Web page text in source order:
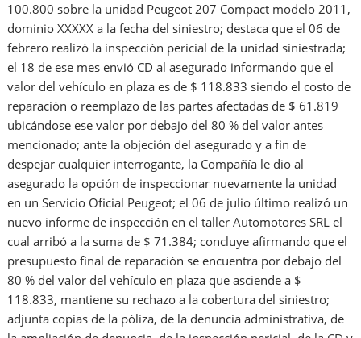
100.800 sobre la unidad Peugeot 207 Compact modelo 2011,
dominio XXXXX a la fecha del siniestro; destaca que el 06 de
febrero realizó la inspección pericial de la unidad siniestrada;
el 18 de ese mes envió CD al asegurado informando que el
valor del vehículo en plaza es de $ 118.833 siendo el costo de
reparación o reemplazo de las partes afectadas de $ 61.819
ubicándose ese valor por debajo del 80 % del valor antes
mencionado; ante la objeción del asegurado y a fin de
despejar cualquier interrogante, la Compañía le dio al
asegurado la opción de inspeccionar nuevamente la unidad
en un Servicio Oficial Peugeot; el 06 de julio último realizó un
nuevo informe de inspección en el taller Automotores SRL el
cual arribó a la suma de $ 71.384; concluye afirmando que el
presupuesto final de reparación se encuentra por debajo del
80 % del valor del vehículo en plaza que asciende a $
118.833, mantiene su rechazo a la cobertura del siniestro;
adjunta copias de la póliza, de la denuncia administrativa, de